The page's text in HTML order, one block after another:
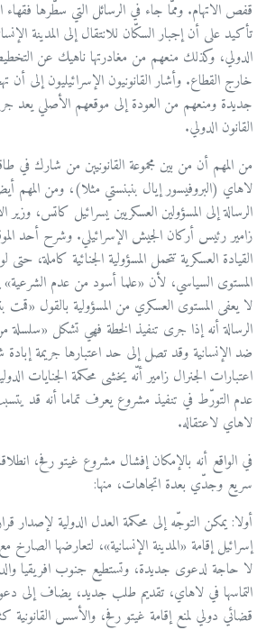
قفص الاتهام. وممّا جاء في الرسائل التي سطّرها فقهاء
تأكيد على أن إجبار السكّان للانتقال إلى المدينة
الدولي، وكذلك منعهم من مغادرتها ناهيك عن
خارج القطاع. وأشار القانونيون الإسرائيليون إلى أن
جديدة ومنعهم من العودة إلى موقعهم الأصلي يعد
القانون الدولي.
من المهم أن من بين مجموعة القانونيين من شارك في
لاهاي (البروفيسور إيال بنبنستي مثلا)، ومن المهم
الرسالة إلى المسؤولين العسكريين يسرائيل كاتس، وزير
زامير رئيس أركان الجيش الإسرائيلي. وشرح أحد
القيادة العسكرية تتحمل المسؤولية الجنائية كاملة،
المستوى السياسي، لأن «علما أسود من عدم
لا يعفى المستوى العسكري من المسؤولية بالقول «قمت
الرسالة أنه إذا جرى تنفيذ الخطة فهي تشكل «سلسلة
ضد الإنسانية وقد تصل إلى حد اعتبارها جريمة
اعتبارات الجنرال زامير أنّه يخشى محكمة الجنايات
عدم التورّط في تنفيذ مشروع يعرف تماما أنه قد
لاهاي لاعتقاله.
في الواقع أنه بالإمكان إفشال مشروع غيتو رفح،
سريع وجدّي بعدة اتجاهات، منها:
أولا: يمكن التوجّه إلى محكمة العدل الدولية لإصدار
إسرائيل إقامة «المدينة الإنسانية»، لتعارضها الصارخ
لا حاجة لدعوى جديدة، وتستطيع جنوب افريقيا
التماسها في لاهاي، تقديم طلب جديد، يضاف إلى
قضائي دولي لمنع إقامة غيتو رفح، والأسس القانونية